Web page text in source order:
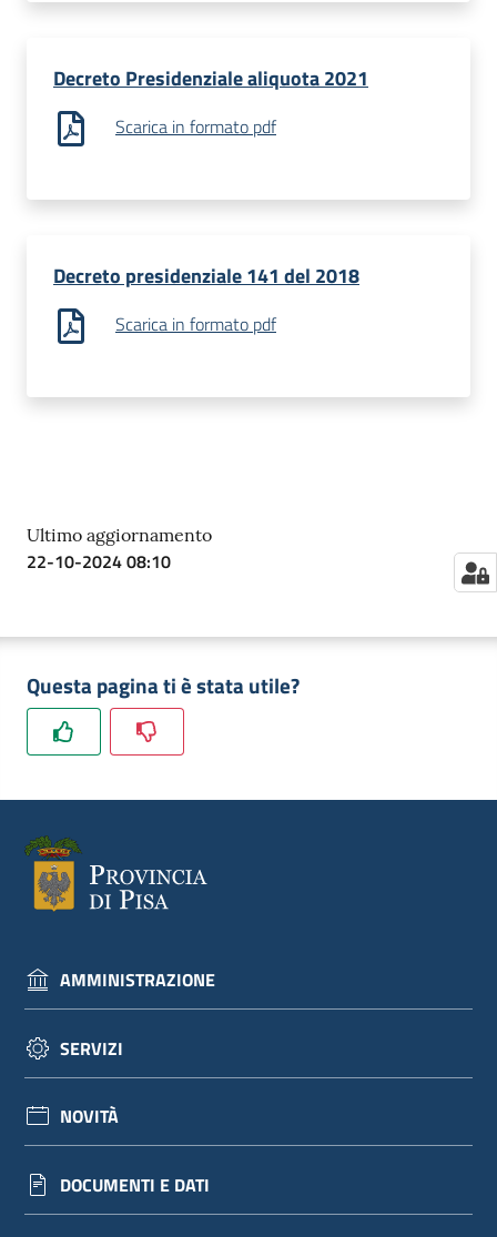
Decreto Presidenziale aliquota 2021
Scarica in formato pdf
Decreto presidenziale 141 del 2018
Scarica in formato pdf
Ultimo aggiornamento
22-10-2024 08:10
Questa pagina ti è stata utile?
AMMINISTRAZIONE
SERVIZI
NOVITÀ
DOCUMENTI E DATI